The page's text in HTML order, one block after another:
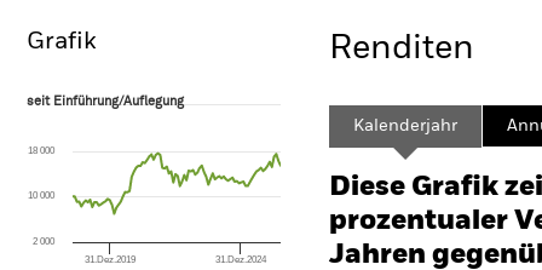
Grafik
seit Einführung/Auflegung
The chart has 1 X axis displaying Time. Range: 2018-08-01 00:00:00 to
The chart has 1 Y axis displaying values. Range: -80 to 160.
seit Einführung/Auflegung
31.Dez.2019 31.Dez.2024
2 000
10 000
18 000
Renditen
Kalenderjahr
Diese Grafik
prozentualer
Jahren